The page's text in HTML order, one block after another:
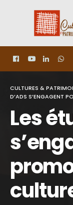
CULTURES &
D’ADS S’ENGAGENT
Les